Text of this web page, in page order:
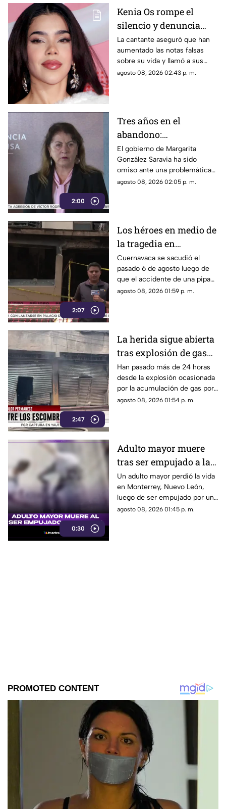
Kenia Os rompe el
silencio y denuncia
campaña de
desprestigio; pide a sus
fans no caer en
provocaciones
La cantante aseguró que han
aumentado las notas falsas
sobre su vida y llamó a sus
seguidores a no alimentar la
agosto 08, 2026 02:43 p. m.
2:00
Tres años en el
abandono:
comerciantes de
Cuautla padecen las
inclemencias del
tiempo
El gobierno de Margarita
González Saravia ha sido
omiso ante una problemática
que afecta directamente a
agosto 08, 2026 02:05 p. m.
2:07
Los héroes en medio de
la tragedia en
Cuernavaca
Cuernavaca se sacudió el
pasado 6 de agosto luego de
que el accidente de una pipa
provocara una explosión en la
agosto 08, 2026 01:59 p. m.
2:47
La herida sigue abierta
tras explosión de gas
LP en Cuernavaca
Han pasado más de 24 horas
desde la explosión ocasionada
por la acumulación de gas por
fuga.
agosto 08, 2026 01:54 p. m.
0:30
Adulto mayor muere
tras ser empujado a la
calle
Un adulto mayor perdió la vida
en Monterrey, Nuevo León,
luego de ser empujado por un
sujeto hacia el arroyo
agosto 08, 2026 01:45 p. m.